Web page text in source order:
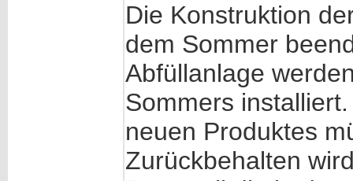
Die Konstruktion
dem Sommer
Abfüllanlage
Sommers
neuen Produktes
Zurückbehalten